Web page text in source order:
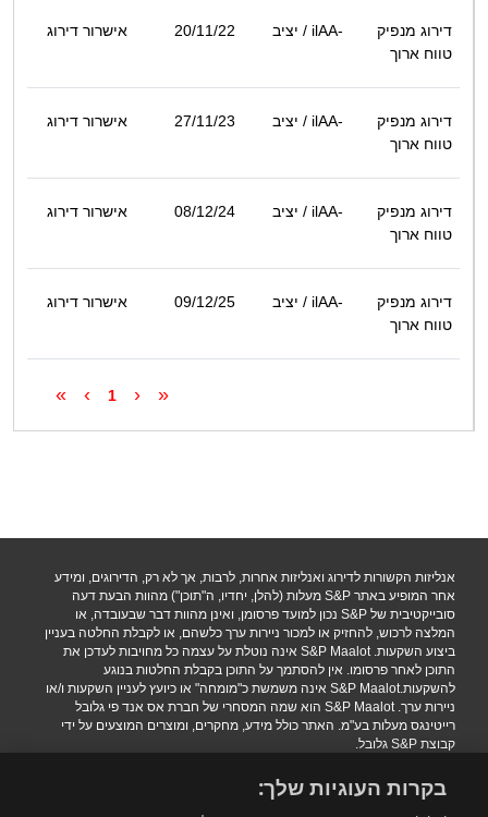
דירוג מנפיק
טווח ארוך
ilAA- / יציב 20/11/22 אישרור דירוג
דירוג מנפיק
טווח ארוך
ilAA- / יציב 27/11/23 אישרור דירוג
דירוג מנפיק
טווח ארוך
ilAA- / יציב 08/12/24 אישרור דירוג
דירוג מנפיק
טווח ארוך
ilAA- / יציב 09/12/25 אישרור דירוג
«
‹
1
›
»
אנליזות הקשורות לדירוג ואנליזות אחרות, לרבות, אך לא רק, הדירוגים, ומידע
אחר המופיע באתר S&P מעלות (להלן, יחדיו, ה"תוכן") מהוות הבעת דעה
סובייקטיבית של S&P נכון למועד פרסומן, ואינן מהוות דבר שבעובדה, או
המלצה לרכוש, להחזיק או למכור ניירות ערך כלשהם, או לקבלת החלטה בעניין
ביצוע השקעות. S&P Maalot אינה נוטלת על עצמה כל מחויבות לעדכן את
התוכן לאחר פרסומו. אין להסתמך על התוכן בקבלת החלטות בנוגע
להשקעות.S&P Maalot אינה משמשת כ"מומחה" או כיועץ לעניין השקעות ו/או
ניירות ערך. S&P Maalot הוא שמה המסחרי של חברת אס אנד פי גלובל
רייטינגס מעלות בע"מ. האתר כולל מידע, מחקרים, ומוצרים המוצעים על ידי
קבוצת S&P גלובל.
.Copyright 2016 S&P Maalot a subsidiary of S&P Global. All rights
reserved
בקרות העוגיות שלך: